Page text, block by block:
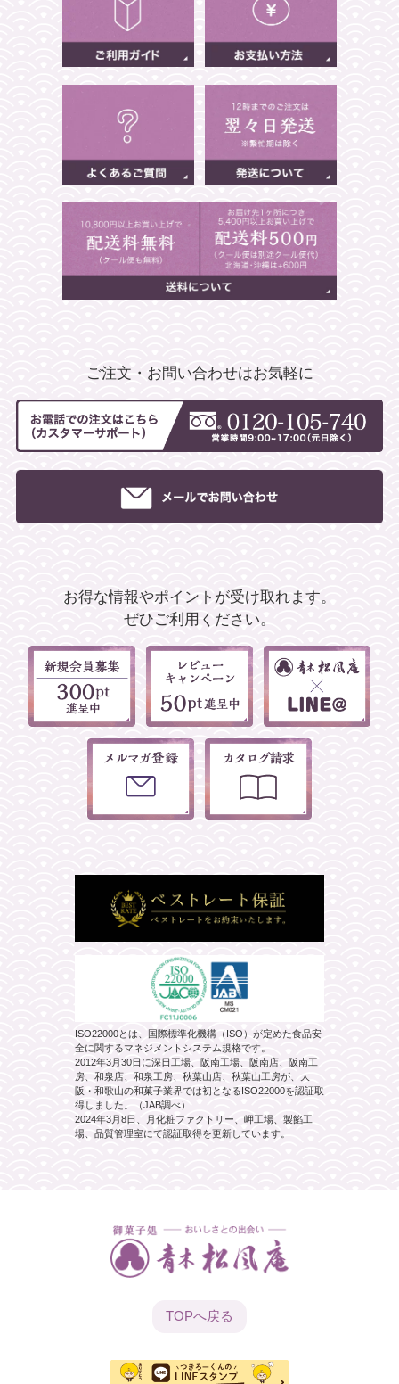
ご注文・お問い合わせはお気軽に
お得な情報やポイントが受け取れます。
ぜひご利用ください。
ISO22000とは、国際標準化機構（ISO）が定めた食品安
全に関するマネジメントシステム規格です。
2012年3月30日に深日工場、阪南工場、阪南店、阪南工
房、和泉店、和泉工房、秋葉山店、秋葉山工房が、大
阪・和歌山の和菓子業界では初となるISO22000を認証取
得しました。（JAB調べ）
2024年3月8日、月化粧ファクトリー、岬工場、製餡工
場、品質管理室にて認証取得を更新しています。
TOPへ戻る